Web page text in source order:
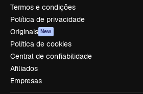
Termos e condições
Política de privacidade
Originais New
Política de cookies
Central de confiabilidade
Afiliados
Empresas